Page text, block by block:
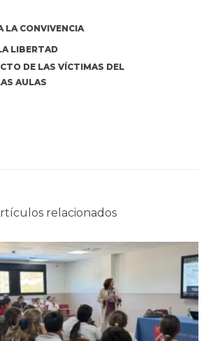
LA CONVIVENCIA
LIBERTAD
DE LAS VÍCTIMAS DEL
AULAS
relacionados